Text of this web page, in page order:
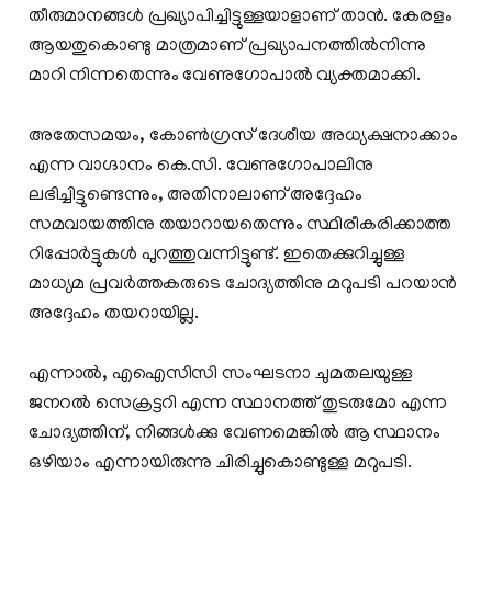
തീരുമാനങ്ങൾ പ്രഖ്യാപിച്ചിട്ടുള്ളയാളാണ് താൻ. കേരളം
ആയതുകൊണ്ടു മാത്രമാണ് പ്രഖ്യാപനത്തിൽനിന്നു
മാറി നിന്നതെന്നും വേണുഗോപാൽ വ്യക്തമാക്കി.
അതേസമയം, കോൺഗ്രസ് ദേശീയ അധ്യക്ഷനാക്കാം
എന്ന വാഗ്ദാനം കെ.സി. വേണുഗോപാലിനു
ലഭിച്ചിട്ടുണ്ടെന്നും, അതിനാലാണ് അദ്ദേഹം
സമവായത്തിനു തയാറായതെന്നും സ്ഥിരീകരിക്കാത്ത
റിപ്പോർട്ടുകൾ പുറത്തുവന്നിട്ടുണ്ട്. ഇതെക്കുറിച്ചുള്ള
മാധ്യമ പ്രവർത്തകരുടെ ചോദ്യത്തിനു മറുപടി പറയാൻ
അദ്ദേഹം തയറായില്ല.
എന്നാൽ, എഐസിസി സംഘടനാ ചുമതലയുള്ള
ജനറൽ സെക്രട്ടറി എന്ന സ്ഥാനത്ത് തുടരുമോ എന്ന
ചോദ്യത്തിന്, നിങ്ങൾക്കു വേണമെങ്കിൽ ആ സ്ഥാനം
ഒഴിയാം എന്നായിരുന്നു ചിരിച്ചുകൊണ്ടുള്ള മറുപടി.